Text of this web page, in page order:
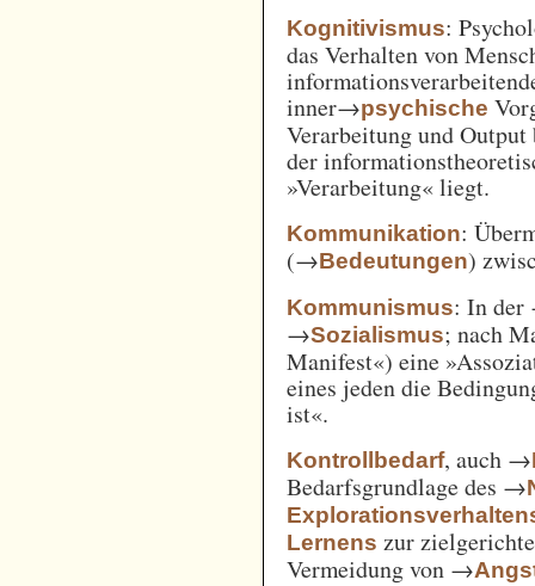
Kognitivismus:
das Verhalten von
inner→psychische
Verarbeitung und
der
»Verarbeitung« liegt.
Kommunikation:
(→Bedeutungen)
Kommunismus: In
→Sozialismus; nach
Manifest«) eine
eines jeden die
ist«.
Kontrollbedarf, auch →
Bedarfsgrundlage des →
Lernens zur
Vermeidung von →